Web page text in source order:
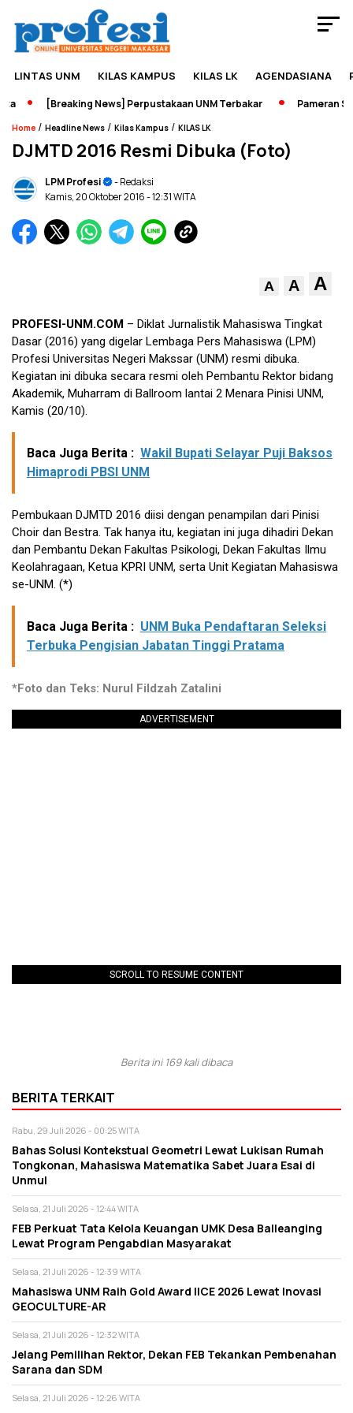
LINTAS UNM KILAS KAMPUS KILAS LK AGENDASIANA
[Breaking News] Perpustakaan UNM Terbakar Pameran
Home / Headline News / Kilas Kampus / KILAS LK
DJMTD 2016 Resmi Dibuka (Foto)
LPM Profesi
- Redaksi
Kamis, 20 Oktober 2016- 12:31 WITA
A A A
PROFESI-UNM.COM – Diklat Jurnalistik Mahasiswa Tingkat
Dasar (2016) yang digelar Lembaga Pers Mahasiswa (LPM)
Profesi Universitas Negeri Makssar (UNM) resmi dibuka.
Kegiatan ini dibuka secara resmi oleh Pembantu Rektor bidang
Akademik, Muharram di Ballroom lantai 2 Menara Pinisi UNM,
Kamis (20/10).
Baca Juga Berita : Wakil Bupati Selayar Puji Baksos
Himaprodi PBSI UNM
Pembukaan DJMTD 2016 diisi dengan penampilan dari Pinisi
Choir dan Bestra. Tak hanya itu, kegiatan ini juga dihadiri Dekan
dan Pembantu Dekan Fakultas Psikologi, Dekan Fakultas Ilmu
Keolahragaan, Ketua KPRI UNM, serta Unit Kegiatan Mahasiswa
se-UNM. (*)
Baca Juga Berita : UNM Buka Pendaftaran Seleksi
Terbuka Pengisian Jabatan Tinggi Pratama
*Foto dan Teks: Nurul Fildzah Zatalini
ADVERTISEMENT
SCROLL TO RESUME CONTENT
Berita ini 169 kali dibaca
BERITA TERKAIT
Rabu, 29 Juli 2026 - 00:25 WITA
Bahas Solusi Kontekstual Geometri Lewat Lukisan Rumah
Tongkonan, Mahasiswa Matematika Sabet Juara Esai di
Unmul
Selasa, 21 Juli 2026 - 12:44 WITA
FEB Perkuat Tata Kelola Keuangan UMK Desa Balleanging
Lewat Program Pengabdian Masyarakat
Selasa, 21 Juli 2026 - 12:39 WITA
Mahasiswa UNM Raih Gold Award IICE 2026 Lewat Inovasi
GEOCULTURE-AR
Selasa, 21 Juli 2026 - 12:32 WITA
Jelang Pemilihan Rektor, Dekan FEB Tekankan Pembenahan
Sarana dan SDM
Selasa, 21 Juli 2026 - 12:26 WITA